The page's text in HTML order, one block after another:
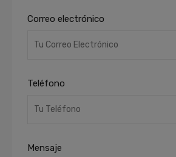
Correo electrónico
Teléfono
Mensaje